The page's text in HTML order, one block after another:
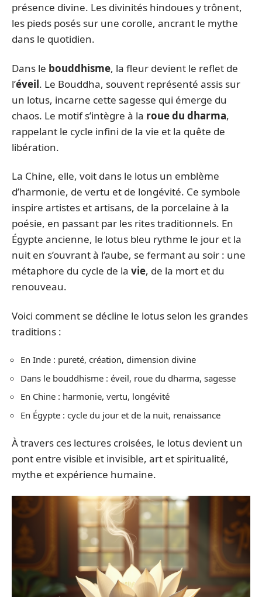
présence divine. Les divinités hindoues y trônent,
les pieds posés sur une corolle, ancrant le mythe
dans le quotidien.
Dans le bouddhisme, la fleur devient le reflet de
l’éveil. Le Bouddha, souvent représenté assis sur
un lotus, incarne cette sagesse qui émerge du
chaos. Le motif s’intègre à la roue du dharma,
rappelant le cycle infini de la vie et la quête de
libération.
La Chine, elle, voit dans le lotus un emblème
d’harmonie, de vertu et de longévité. Ce symbole
inspire artistes et artisans, de la porcelaine à la
poésie, en passant par les rites traditionnels. En
Égypte ancienne, le lotus bleu rythme le jour et la
nuit en s’ouvrant à l’aube, se fermant au soir : une
métaphore du cycle de la vie, de la mort et du
renouveau.
Voici comment se décline le lotus selon les grandes
traditions :
En Inde : pureté, création, dimension divine
Dans le bouddhisme : éveil, roue du dharma, sagesse
En Chine : harmonie, vertu, longévité
En Égypte : cycle du jour et de la nuit, renaissance
À travers ces lectures croisées, le lotus devient un
pont entre visible et invisible, art et spiritualité,
mythe et expérience humaine.